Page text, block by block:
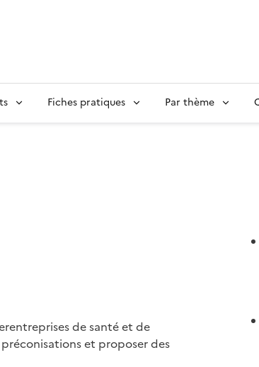
Fiches pratiques Par thème
de santé et de
et proposer des